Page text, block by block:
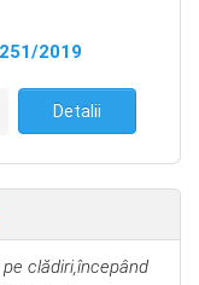
2019
Detalii
pe clădiri,începând